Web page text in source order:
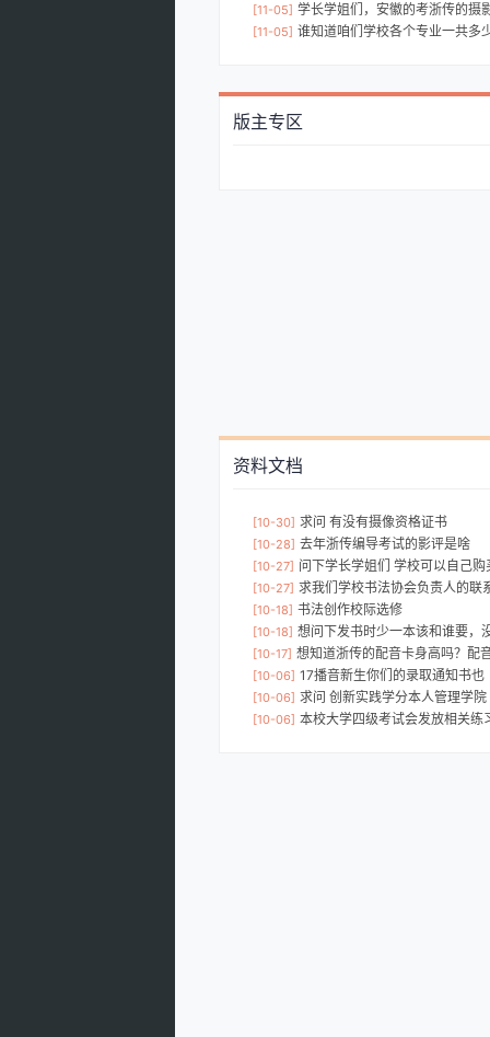
[11-05] 学长学姐们，安徽的考浙传的摄影专业好
[11-05] 谁知道咱们学校各个专业一共多少个班级
版主专区
资料文档
[10-30] 求问 有没有摄像资格证书
[10-28] 去年浙传编导考试的影评是啥
[10-27] 问下学长学姐们 学校可以自己购买旧教
[10-27] 求我们学校书法协会负责人的联
[10-18] 书法创作校际选修
[10-18] 想问下发书时少一本该和谁要，
[10-17] 想知道浙传的配音卡身高吗？配
[10-06] 17播音新生你们的录取通知书也
[10-06] 求问 创新实践学分本人管理学院
[10-06] 本校大学四级考试会发放相关练